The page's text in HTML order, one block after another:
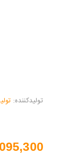
تولیدکننده:
1,095,300